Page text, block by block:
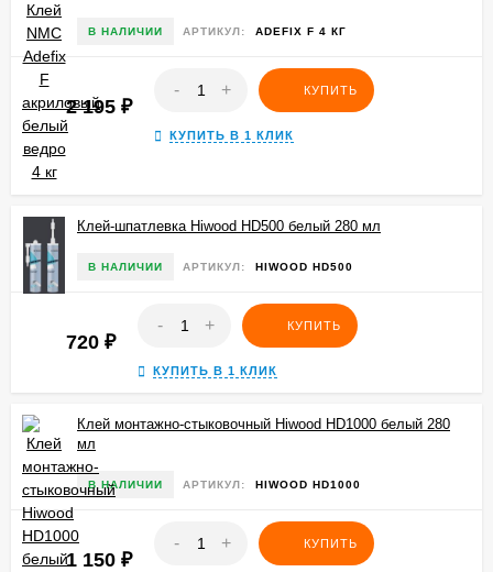
В НАЛИЧИИ АРТИКУЛ: ADEFIX F 4 КГ
2 195 ₽
- + КУПИТЬ
КУПИТЬ В 1 КЛИК
Клей-шпатлевка Hiwood HD500 белый 280 мл
В НАЛИЧИИ АРТИКУЛ: HIWOOD HD500
720 ₽
- + КУПИТЬ
КУПИТЬ В 1 КЛИК
Клей монтажно-стыковочный Hiwood HD1000 белый 280
мл
В НАЛИЧИИ АРТИКУЛ: HIWOOD HD1000
1 150 ₽
- + КУПИТЬ